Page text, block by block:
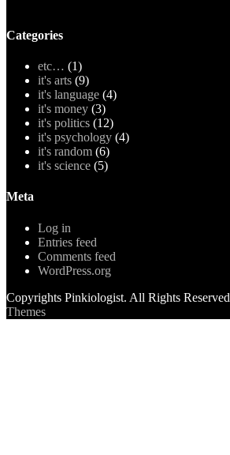
Categories
etc… (1)
it's arts (9)
it's language (4)
it's money (3)
it's politics (12)
it's psychology (4)
it's random (6)
it's science (5)
Meta
Log in
Entries feed
Comments feed
WordPress.org
Copyrights Pinkiologist. All Rights Reserved
Themes